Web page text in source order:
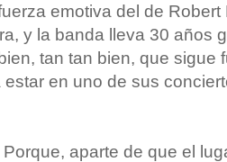
emotiva del de
y la banda lleva 30 años
tan tan bien, que sigue
estar en uno de sus
Porque, aparte de que el